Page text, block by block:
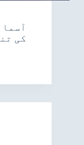
کی